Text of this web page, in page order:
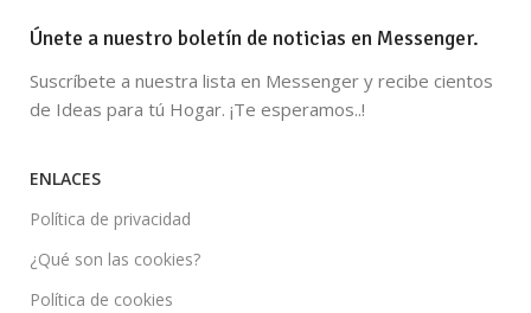
Únete a nuestro boletín de noticias en Messenger.
Suscríbete a nuestra lista en Messenger y recibe cientos
de Ideas para tú Hogar. ¡Te esperamos..!
ENLACES
Política de privacidad
¿Qué son las cookies?
Política de cookies